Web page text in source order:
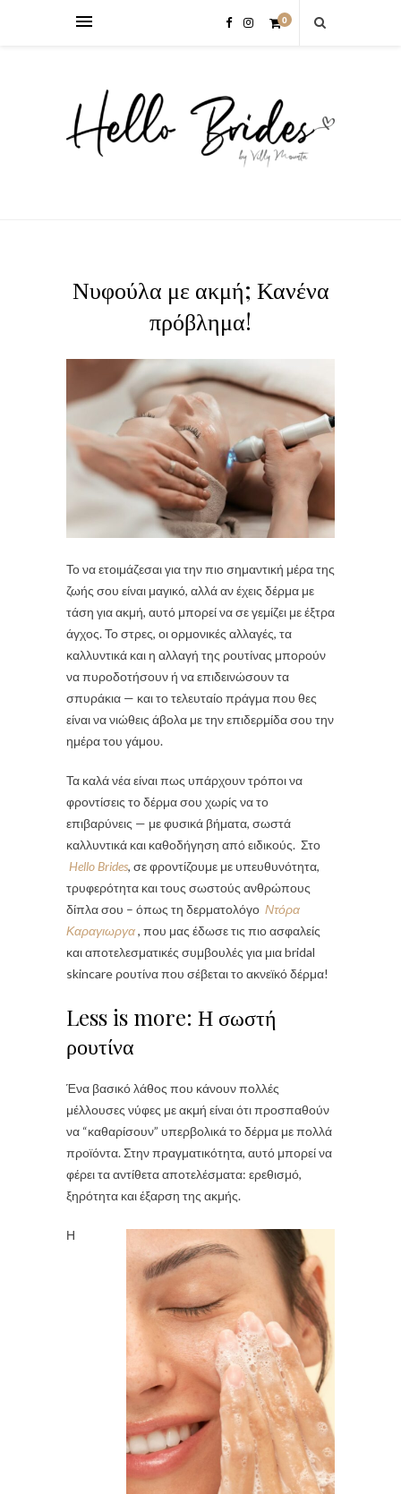
0
Νυφούλα με ακμή; Κανένα
πρόβλημα!
Το να ετοιμάζεσαι για την πιο σημαντική μέρα της
ζωής σου είναι μαγικό, αλλά αν έχεις δέρμα με
τάση για ακμή, αυτό μπορεί να σε γεμίζει με έξτρα
άγχος. Το στρες, οι ορμονικές αλλαγές, τα
καλλυντικά και η αλλαγή της ρουτίνας μπορούν
να πυροδοτήσουν ή να επιδεινώσουν τα
σπυράκια — και το τελευταίο πράγμα που θες
είναι να νιώθεις άβολα με την επιδερμίδα σου την
ημέρα του γάμου.
Τα καλά νέα είναι πως υπάρχουν τρόποι να
φροντίσεις το δέρμα σου χωρίς να το
επιβαρύνεις — με φυσικά βήματα, σωστά
καλλυντικά και καθοδήγηση από ειδικούς. Στο
Hello Brides, σε φροντίζουμε με υπευθυνότητα,
τρυφερότητα και τους σωστούς ανθρώπους
δίπλα σου – όπως τη δερματολόγο Ντόρα
Καραγιωργα, που μας έδωσε τις πιο ασφαλείς
και αποτελεσματικές συμβουλές για μια bridal
skincare ρουτίνα που σέβεται το ακνεϊκό δέρμα!
Less is more: Η σωστή
ρουτίνα
Ένα βασικό λάθος που κάνουν πολλές
μέλλουσες νύφες με ακμή είναι ότι προσπαθούν
να “καθαρίσουν” υπερβολικά το δέρμα με πολλά
προϊόντα. Στην πραγματικότητα, αυτό μπορεί να
φέρει τα αντίθετα αποτελέσματα: ερεθισμό,
ξηρότητα και έξαρση της ακμής.
Η